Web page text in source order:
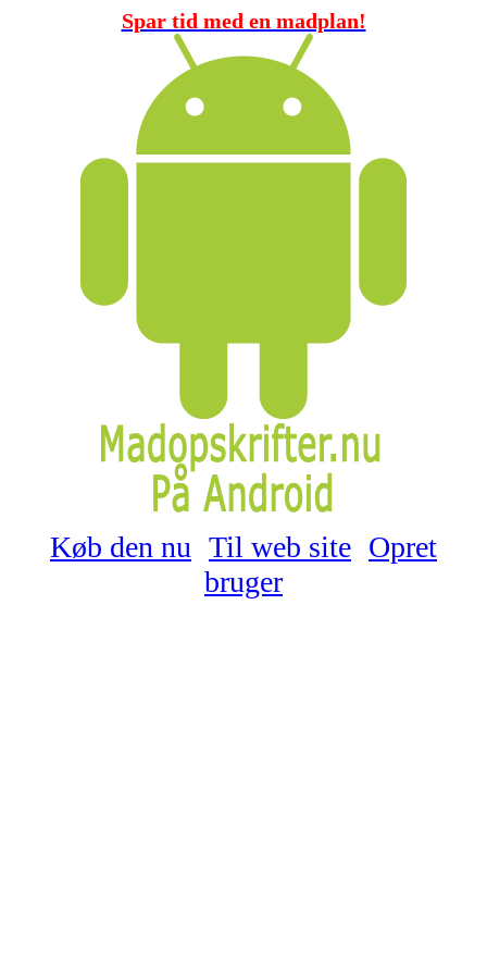
Spar tid med en madplan!
Køb den nu Til web site Opret
bruger